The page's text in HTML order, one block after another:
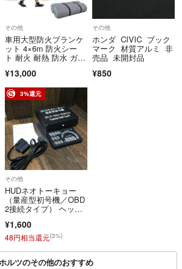
その他
車用大型防火ブランケ
ット 4×6m 防火シー
ト 耐火 耐熱 防水 ガラ
ィング 電気自動車 E
V 普通車
¥13,000
その他
ホンダ CIVIC ブック
マーク 材質アルミ 非
売品 未開封品
¥850
3%還元
その他
HUDネオトーキョー
（量産型初号機／OBD
2接続タイプ） ヘッド
¥1,600
48円相当還元(3%)
ルツのその他のおすすめ